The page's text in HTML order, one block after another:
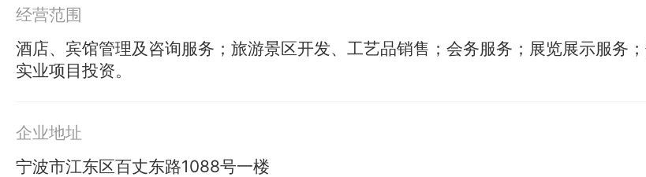
经营范围
酒店、宾馆管理及咨询服务；旅游景区开发、工艺品销售；会务服务；展览展示服务
实业项目投资。
企业地址
宁波市江东区百丈东路1088号一楼